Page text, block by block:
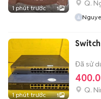
1 phút trước 1
Q.
1 phút trước 1
Đã sử
Q.